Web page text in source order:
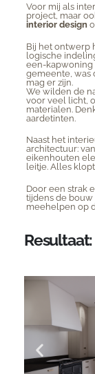
Voor mij als
project, maar
interior design
Bij het ontwerp
logische
een-kapwoning
gemeente, was
mag er zijn.
We wilden de
voor veel licht,
materialen.
aardetinten.
Naast het
architectuur:
eikenhouten
leitje. Alles
Door een strak
tijdens de
meehelpen op
Resultaat: